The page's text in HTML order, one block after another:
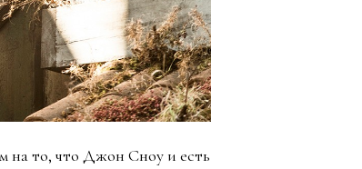
на то, что Джон Сноу и есть